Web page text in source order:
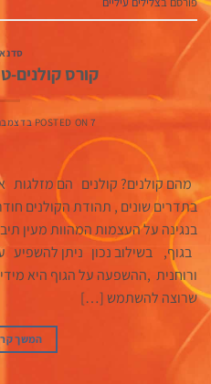
קורס קולנים-
POSTED ON7 בדצמבר 2014
מהם קולנים? קולנים הם מזלגות
בתדרים שונים , תהודת הקולנים
בנגינה על העצמות המהוות מעין
בגוף, בשילוב נכון ניתן
ורוחנית ,ההשפעה על הגוף היא
שרוצה להשתמש […]
המשך